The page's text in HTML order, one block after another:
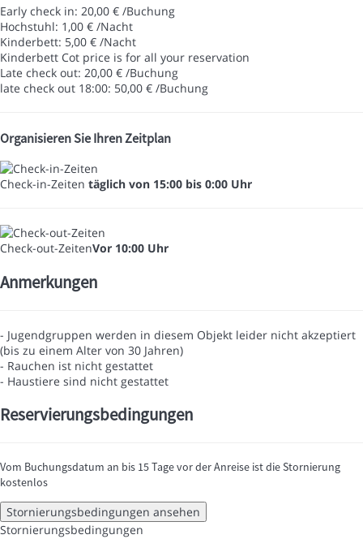
Early check in: 20,00 € /Buchung
Hochstuhl: 1,00 € /Nacht
Kinderbett: 5,00 € /Nacht
Kinderbett Cot price is for all your reservation
Late check out: 20,00 € /Buchung
late check out 18:00: 50,00 € /Buchung
Organisieren Sie Ihren Zeitplan
Check-in-Zeiten täglich von 15:00 bis 0:00 Uhr
Check-out-ZeitenVor 10:00 Uhr
Anmerkungen
- Jugendgruppen werden in diesem Objekt leider nicht akzeptiert
(bis zu einem Alter von 30 Jahren)
- Rauchen ist nicht gestattet
- Haustiere sind nicht gestattet
Reservierungsbedingungen
Vom Buchungsdatum an bis 15 Tage vor der Anreise ist die Stornierung
kostenlos
Stornierungsbedingungen ansehen
Stornierungsbedingungen